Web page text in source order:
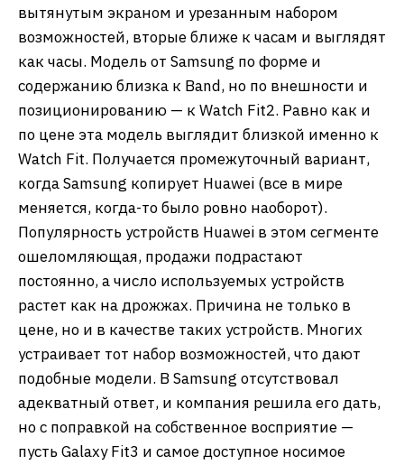
вытянутым экраном и урезанным набором
возможностей, вторые ближе к часам и выглядят
как часы. Модель от Samsung по форме и
содержанию близка к Band, но по внешности и
позиционированию — к Watch Fit2. Равно как и
по цене эта модель выглядит близкой именно к
Watch Fit. Получается промежуточный вариант,
когда Samsung копирует Huawei (все в мире
меняется, когда-то было ровно наоборот).
Популярность устройств Huawei в этом сегменте
ошеломляющая, продажи подрастают
постоянно, а число используемых устройств
растет как на дрожжах. Причина не только в
цене, но и в качестве таких устройств. Многих
устраивает тот набор возможностей, что дают
подобные модели. В Samsung отсутствовал
адекватный ответ, и компания решила его дать,
но с поправкой на собственное восприятие —
пусть Galaxy Fit3 и самое доступное носимое